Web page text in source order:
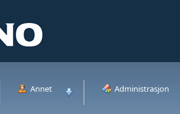
Annet Administrasjon